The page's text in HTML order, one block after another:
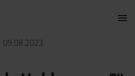
Kontakt
09.08.2023